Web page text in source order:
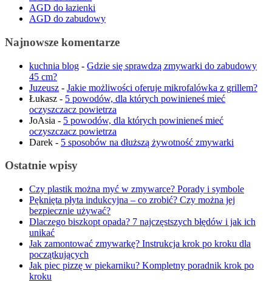
AGD do łazienki
AGD do zabudowy
Najnowsze komentarze
kuchnia blog - Gdzie się sprawdzą zmywarki do zabudowy
45 cm?
Juzeusz - Jakie możliwości oferuje mikrofalówka z grillem?
Łukasz - 5 powodów, dla których powinieneś mieć
oczyszczacz powietrza
JoAsia - 5 powodów, dla których powinieneś mieć
oczyszczacz powietrza
Darek - 5 sposobów na dłuższą żywotność zmywarki
Ostatnie wpisy
Czy plastik można myć w zmywarce? Porady i symbole
Pęknięta płyta indukcyjna – co zrobić? Czy można jej
bezpiecznie używać?
Dlaczego biszkopt opada? 7 najczęstszych błędów i jak ich
unikać
Jak zamontować zmywarkę? Instrukcja krok po kroku dla
początkujących
Jak piec pizzę w piekarniku? Kompletny poradnik krok po
kroku